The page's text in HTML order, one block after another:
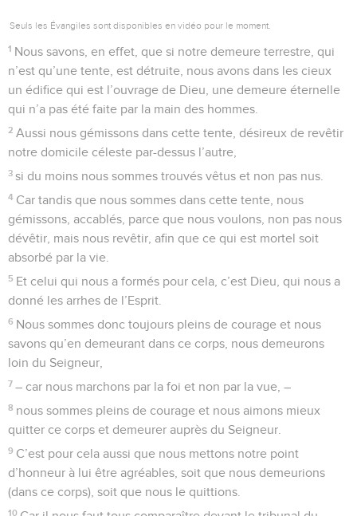
Seuls les Évangiles sont disponibles en vidéo pour le moment.
1 Nous savons, en effet, que si notre demeure terrestre, qui
n’est qu’une tente, est détruite, nous avons dans les cieux
un édifice qui est l’ouvrage de Dieu, une demeure éternelle
qui n’a pas été faite par la main des hommes.
2 Aussi nous gémissons dans cette tente, désireux de revêtir
notre domicile céleste par-dessus l’autre,
3 si du moins nous sommes trouvés vêtus et non pas nus.
4 Car tandis que nous sommes dans cette tente, nous
gémissons, accablés, parce que nous voulons, non pas nous
dévêtir, mais nous revêtir, afin que ce qui est mortel soit
absorbé par la vie.
5 Et celui qui nous a formés pour cela, c’est Dieu, qui nous a
donné les arrhes de l’Esprit.
6 Nous sommes donc toujours pleins de courage et nous
savons qu’en demeurant dans ce corps, nous demeurons
loin du Seigneur,
7 – car nous marchons par la foi et non par la vue, –
8 nous sommes pleins de courage et nous aimons mieux
quitter ce corps et demeurer auprès du Seigneur.
9 C’est pour cela aussi que nous mettons notre point
d’honneur à lui être agréables, soit que nous demeurions
(dans ce corps), soit que nous le quittions.
10